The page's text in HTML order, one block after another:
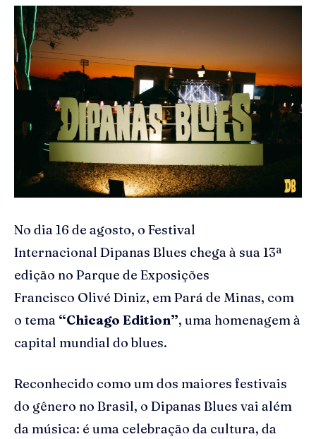
No dia 16 de agosto, o Festival
Internacional Dipanas Blues chega à sua 13ª
edição no Parque de Exposições
Francisco Olivé Diniz, em Pará de Minas, com
o tema “Chicago Edition”, uma homenagem à
capital mundial do blues.
Reconhecido como um dos maiores festivais
do gênero no Brasil, o Dipanas Blues vai além
da música: é uma celebração da cultura, da